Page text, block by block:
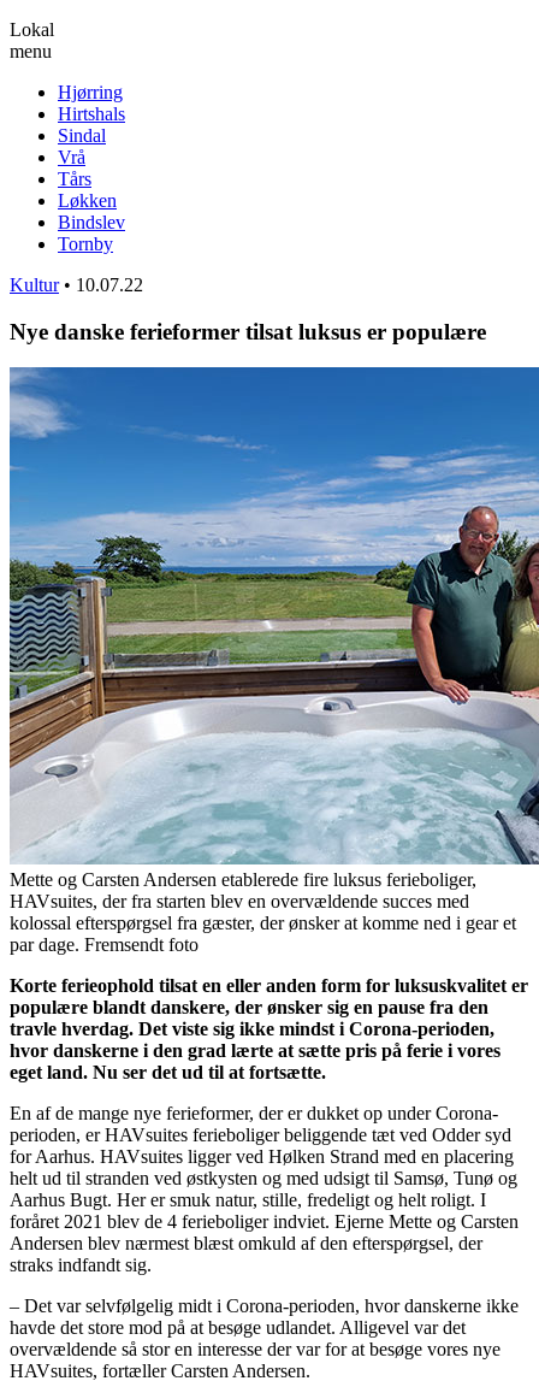
Lokal
menu
Hjørring
Hirtshals
Sindal
Vrå
Tårs
Løkken
Bindslev
Tornby
Kultur • 10.07.22
Nye danske ferieformer tilsat luksus er populære
Mette og Carsten Andersen etablerede fire luksus ferieboliger,
HAVsuites, der fra starten blev en overvældende succes med
kolossal efterspørgsel fra gæster, der ønsker at komme ned i gear et
par dage. Fremsendt foto
Korte ferieophold tilsat en eller anden form for luksuskvalitet er
populære blandt danskere, der ønsker sig en pause fra den
travle hverdag. Det viste sig ikke mindst i Corona-perioden,
hvor danskerne i den grad lærte at sætte pris på ferie i vores
eget land. Nu ser det ud til at fortsætte.
En af de mange nye ferieformer, der er dukket op under Corona-
perioden, er HAVsuites ferieboliger beliggende tæt ved Odder syd
for Aarhus. HAVsuites ligger ved Hølken Strand med en placering
helt ud til stranden ved østkysten og med udsigt til Samsø, Tunø og
Aarhus Bugt. Her er smuk natur, stille, fredeligt og helt roligt. I
foråret 2021 blev de 4 ferieboliger indviet. Ejerne Mette og Carsten
Andersen blev nærmest blæst omkuld af den efterspørgsel, der
straks indfandt sig.
– Det var selvfølgelig midt i Corona-perioden, hvor danskerne ikke
havde det store mod på at besøge udlandet. Alligevel var det
overvældende så stor en interesse der var for at besøge vores nye
HAVsuites, fortæller Carsten Andersen.